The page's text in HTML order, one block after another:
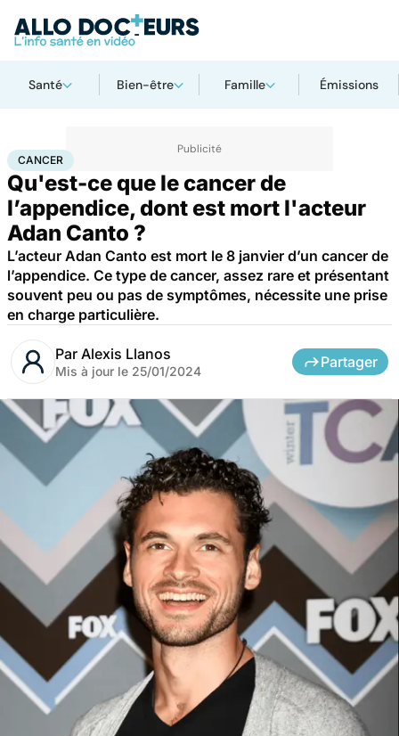
Santé Bien-être Famille Émissions
AccueilSanté Cancer
CANCER
Qu'est-ce que le cancer de
l’appendice, dont est mort l'acteur
Adan Canto ?
L’acteur Adan Canto est mort le 8 janvier d’un cancer de
l’appendice. Ce type de cancer, assez rare et présentant
souvent peu ou pas de symptômes, nécessite une prise
en charge particulière.
Par Alexis Llanos
Mis à jour le 25/01/2024
Partager